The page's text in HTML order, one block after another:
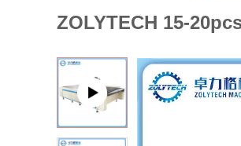
ZOLYTECH 15-20pcs/h